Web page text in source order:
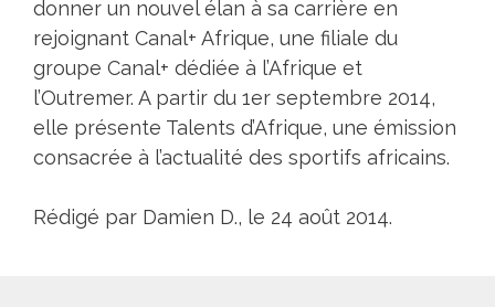
donner un nouvel élan à sa carrière en
rejoignant Canal+ Afrique, une filiale du
groupe Canal+ dédiée à l’Afrique et
l’Outremer. A partir du 1er septembre 2014,
elle présente Talents d’Afrique, une émission
consacrée à l’actualité des sportifs africains.
Rédigé par Damien D., le 24 août 2014.